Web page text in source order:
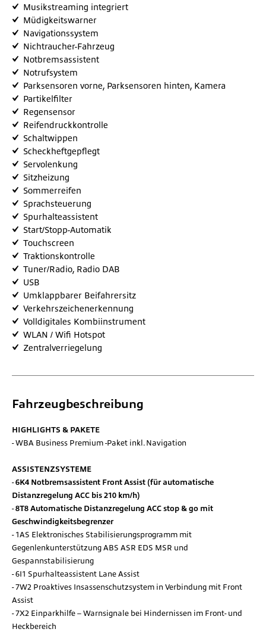
Musikstreaming integriert
Müdigkeitswarner
Navigationssystem
Nichtraucher-Fahrzeug
Notbremsassistent
Notrufsystem
Parksensoren vorne, Parksensoren hinten, Kamera
Partikelfilter
Regensensor
Reifendruckkontrolle
Schaltwippen
Scheckheftgepflegt
Servolenkung
Sitzheizung
Sommerreifen
Sprachsteuerung
Spurhalteassistent
Start/Stopp-Automatik
Touchscreen
Traktionskontrolle
Tuner/Radio, Radio DAB
USB
Umklappbarer Beifahrersitz
Verkehrszeichenerkennung
Volldigitales Kombiinstrument
WLAN / Wifi Hotspot
Zentralverriegelung
Fahrzeugbeschreibung
HIGHLIGHTS & PAKETE
WBA Business Premium -Paket inkl. Navigation
ASSISTENZSYSTEME
6K4 Notbremsassistent Front Assist (für automatische
Distanzregelung ACC bis 210 km/h)
8T8 Automatische Distanzregelung ACC stop & go mit
Geschwindigkeitsbegrenzer
1AS Elektronisches Stabilisierungsprogramm mit
Gegenlenkunterstützung ABS ASR EDS MSR und
Gespannstabilisierung
6I1 Spurhalteassistent Lane Assist
7W2 Proaktives Insassenschutzsystem in Verbindung mit Front
Assist
7X2 Einparkhilfe – Warnsignale bei Hindernissen im Front- und
Heckbereich